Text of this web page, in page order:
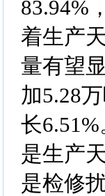
83.94%
着生产
量有望
加5.28
长
是生产
是检修